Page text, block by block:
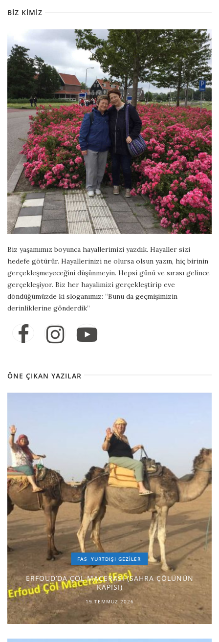
BIZ KIMIZ
Biz yaşamımız boyunca hayallerimizi yazdık. Hayaller sizi
hedefe götürür. Hayallerinizi ne olursa olsun yazın, hiç birinin
gerçekleşmeyeceğini düşünmeyin. Hepsi günü ve sırası gelince
gerçekleşiyor. Biz her hayalimizi gerçekleştirip eve
döndüğümüzde ki sloganımız: “Bunu da geçmişimizin
derinliklerine gönderdik”
ÖNE ÇIKAN YAZILAR
FAS YURTDIŞI GEZILER
ERFOUD’DA ÇÖL MACERASI (SAHRA ÇÖLÜNÜN
KAPISI)
19 TEMMUZ 2026